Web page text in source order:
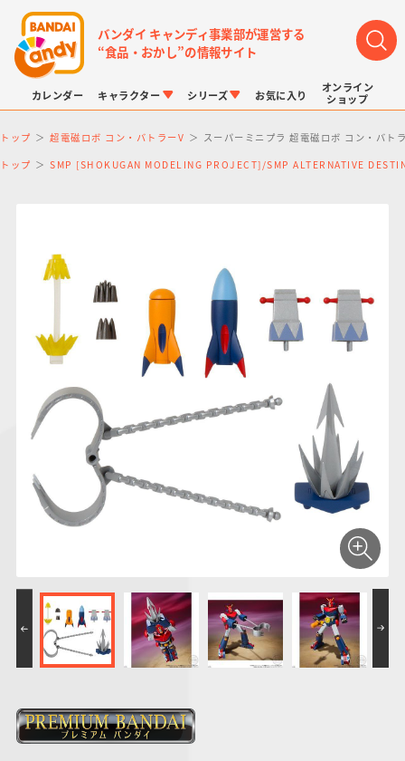
バンダイ キャンディ事業部が運営する
“食品・おかし”の情報サイト
カレンダー キャラクター
仮面ライダーシリー
ズ
PROJECT R.E.D.・
スーパー戦隊シリー
ズ
ガンダムシリーズ
ポケットモンスター
アンパンマン
サンリオキャラクタ
ーズ
シリーズ
キャラパキ
つりグミ
にふぉるめーしょん
＆スクエアシール
SMPシリーズ
ポケモンスケールワ
ールド
キャラデコ
お気に入り
オンライン
ショップ
トップ 超電磁ロボ コン・バトラーV スーパーミニプラ 超電磁ロボ コン・バト
トップ SMP [SHOKUGAN MODELING PROJECT]/SMP ALTERNATIVE